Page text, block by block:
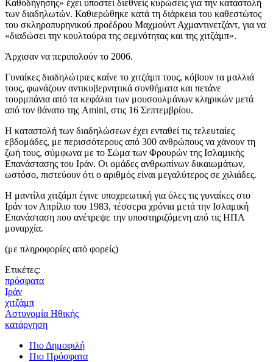
Καθοδήγησης» έχει υποστεί διεθνείς κυρώσεις για την καταστολή
των διαδηλωτών. Καθιερώθηκε κατά τη διάρκεια του καθεστώτος
του σκληροπυρηνικού προέδρου Μαχμούντ Αχμαντινετζάντ, για να
«διαδώσει την κουλτούρα της σεμνότητας και της χιτζάμπ».
Άρχισαν να περιπολούν το 2006.
Γυναίκες διαδηλώτριες καίνε το χιτζάμπ τους, κόβουν τα μαλλιά
τους, φωνάζουν αντικυβερνητικά συνθήματα και πετάνε
τουρμπάνια από τα κεφάλια των μουσουλμάνων κληρικών μετά
από τον θάνατο της Amini, στις 16 Σεπτεμβρίου.
Η καταστολή των διαδηλώσεων έχει ενταθεί τις τελευταίες
εβδομάδες, με περισσότερους από 300 ανθρώπους να χάνουν τη
ζωή τους, σύμφωνα με το Σώμα των Φρουρών της Ισλαμικής
Επανάστασης του Ιράν. Οι ομάδες ανθρωπίνων δικαιωμάτων,
ωστόσο, πιστεύουν ότι ο αριθμός είναι μεγαλύτερος σε χιλιάδες.
Η μαντίλα χιτζάμπ έγινε υποχρεωτική για όλες τις γυναίκες στο
Ιράν τον Απρίλιο του 1983, τέσσερα χρόνια μετά την Ισλαμική
Επανάσταση που ανέτρεψε την υποστηριζόμενη από τις ΗΠΑ
μοναρχία.
(με πληροφορίες από φορείς)
Ετικέτες:
πρόσφατα
Ιράν
χιτζάμπ
Αστυνομία Ηθικής
κατάργηση
Πιο Δημοφιλή
Πιο Πρόσφατα